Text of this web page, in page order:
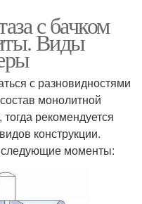
с бачком
Виды
с разновидностями
монолитной
рекомендуется
конструкции.
следующие моменты: